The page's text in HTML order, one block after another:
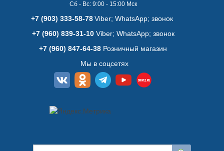
Сб - Вс: 9:00 - 15:00 Мск
+7 (903) 333-58-78 Viber; WhatsАpp; звонок
+7 (960) 839-31-10Viber; WhatsАpp; звонок
+7 (960) 847-64-38 Розничный магазин
Мы в соцсетях